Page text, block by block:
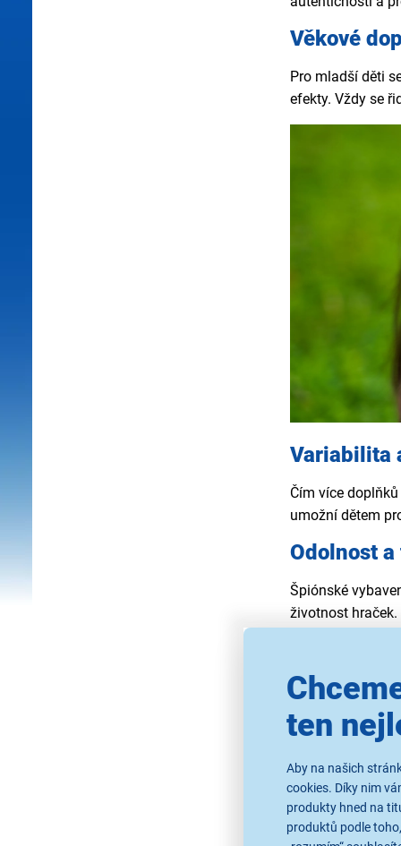
ten
Aby na našich
cookies. Díky nim
produkty hned na
produktů podle
Věkové
Pro mladší děti
efekty. Vždy se
Variabilita
Čím více
umožní dětem
Odolnost
Špiónské
životnost hraček.
Špionské
spolupracovat a
Dětské
Haló, slyšíme
set metrů až po
děti. Vysílačky